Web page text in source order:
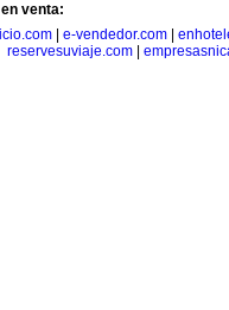
venta:
| e-vendedor.com|
reservesuviaje.com